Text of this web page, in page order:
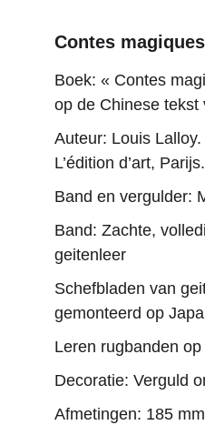
Contes magiques
Boek: « Contes
op de Chinese tekst
Auteur: Louis
L’édition d’art,
Band en vergulder:
Band: Zachte,
geitenleer
Schefbladen van
gemonteerd op
Leren rugbanden
Decoratie: Verguld
Afmetingen: 185